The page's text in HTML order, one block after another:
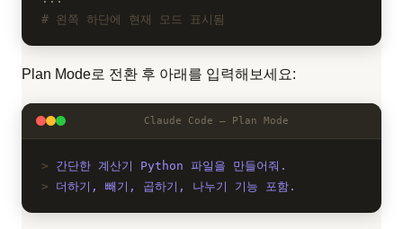
왼쪽 하단에 현재 모드 표시됨
Plan Mode로 전환 후 아래를 입력해보세요:
Claude Code — Plan Mode
간단한 계산기 Python 파일을 만들어줘.
더하기, 빼기, 곱하기, 나누기 기능 포함.